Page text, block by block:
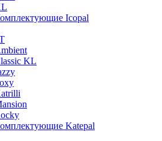
Icopal
KL
Katepal